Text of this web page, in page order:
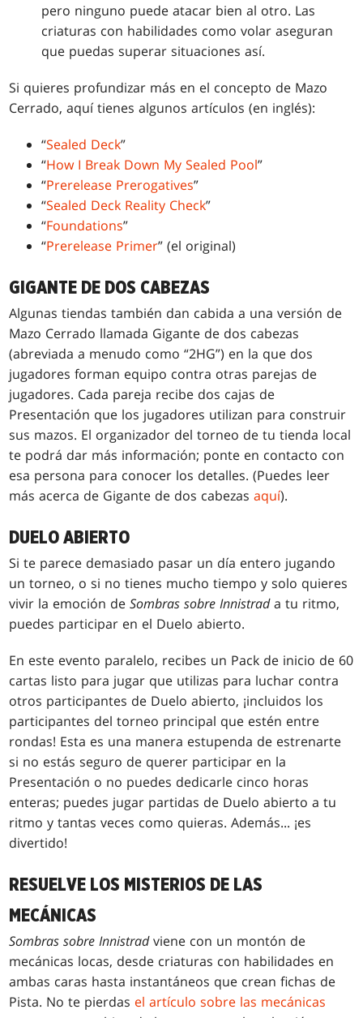
pero ninguno puede atacar bien al otro. Las
criaturas con habilidades como volar aseguran
que puedas superar situaciones así.
Si quieres profundizar más en el concepto de Mazo
Cerrado, aquí tienes algunos artículos (en inglés):
“Sealed Deck”
“How I Break Down My Sealed Pool”
“Prerelease Prerogatives”
“Sealed Deck Reality Check”
“Foundations”
“Prerelease Primer” (el original)
GIGANTE DE DOS CABEZAS
Algunas tiendas también dan cabida a una versión de
Mazo Cerrado llamada Gigante de dos cabezas
(abreviada a menudo como “2HG”) en la que dos
jugadores forman equipo contra otras parejas de
jugadores. Cada pareja recibe dos cajas de
Presentación que los jugadores utilizan para construir
sus mazos. El organizador del torneo de tu tienda local
te podrá dar más información; ponte en contacto con
esa persona para conocer los detalles. (Puedes leer
más acerca de Gigante de dos cabezasaquí).
DUELO ABIERTO
Si te parece demasiado pasar un día entero jugando
un torneo, o si no tienes mucho tiempo y solo quieres
vivir la emoción deSombras sobre Innistrada tu ritmo,
puedes participar en el Duelo abierto.
En este evento paralelo, recibes un Pack de inicio de 60
cartas listo para jugar que utilizas para luchar contra
otros participantes de Duelo abierto, ¡incluidos los
participantes del torneo principal que estén entre
rondas! Esta es una manera estupenda de estrenarte
si no estás seguro de querer participar en la
Presentación o no puedes dedicarle cinco horas
enteras; puedes jugar partidas de Duelo abierto a tu
ritmo y tantas veces como quieras. Además... ¡es
divertido!
RESUELVE LOS MISTERIOS DE LAS
MECÁNICAS
Sombras sobre Innistradviene con un montón de
mecánicas locas, desde criaturas con habilidades en
ambas caras hasta instantáneos que crean fichas de
Pista. No te pierdas el artículo sobre las mecánicas